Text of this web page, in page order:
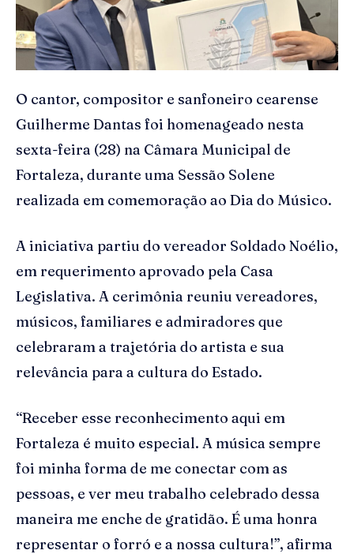
O cantor, compositor e sanfoneiro cearense
Guilherme Dantas foi homenageado nesta
sexta-feira (28) na Câmara Municipal de
Fortaleza, durante uma Sessão Solene
realizada em comemoração ao Dia do Músico.
A iniciativa partiu do vereador Soldado Noélio,
em requerimento aprovado pela Casa
Legislativa. A cerimônia reuniu vereadores,
músicos, familiares e admiradores que
celebraram a trajetória do artista e sua
relevância para a cultura do Estado.
“Receber esse reconhecimento aqui em
Fortaleza é muito especial. A música sempre
foi minha forma de me conectar com as
pessoas, e ver meu trabalho celebrado dessa
maneira me enche de gratidão. É uma honra
representar o forró e a nossa cultura!”, afirma